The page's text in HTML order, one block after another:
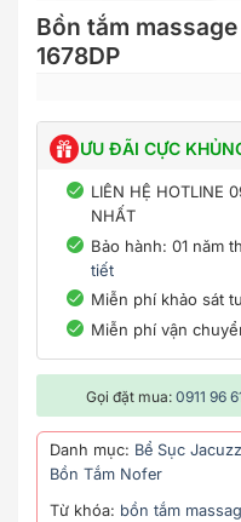
Bồn tắm
1678DP
ƯU ĐÃI CỰC
LIÊN HỆ HOTLINE
NHẤT
Bảo hành: 01 năm
tiết
Miễn phí khảo sát
Miễn phí vận
Gọi đặt mua: 0911 96
Danh mục: Bể Sục
Bồn Tắm Nofer
Từ khóa: bồn tắm